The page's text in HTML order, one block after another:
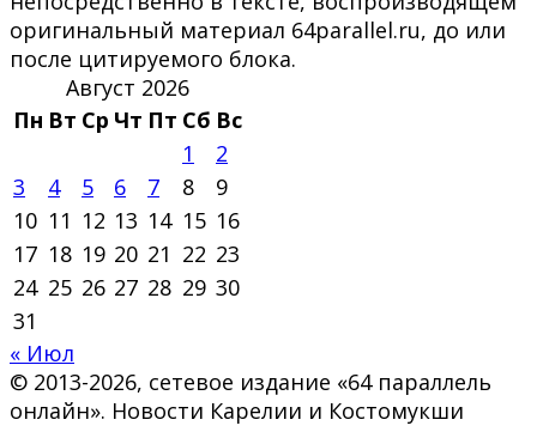
оригинальный материал 64parallel.ru, до или
после цитируемого блока.
Август 2026
Пн Вт Ср Чт Пт Сб Вс
1
2
3
4 5 6 7 8
9
10 11 12 13 14 15 16
17 18 19 20 21 22 23
24 25 26 27 28 29 30
31
« Июл
© 2013-2026, сетевое издание «64 параллель
онлайн». Новости Карелии и Костомукши